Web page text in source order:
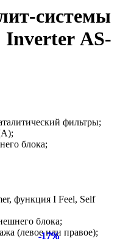
системы
Inverter AS-
фильтры;
блока;
функция I Feel, Self
блока;
(левое или правое);
-17%
-17%
-17%
-17%
-17%
-17%
-17%
-17%